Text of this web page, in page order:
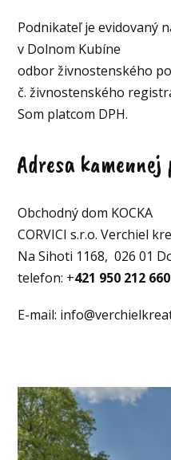
Podnikateľ je evidovaný
v Dolnom Kubíne
odbor živnostenského
č. živnostenského
Som platcom DPH.
Adresa kamennej
Obchodný dom KOCKA
CORVICI s.r.o. Verchiel
Na Sihoti 1168, 026 01
telefon: +421 950 212 660
E-mail: